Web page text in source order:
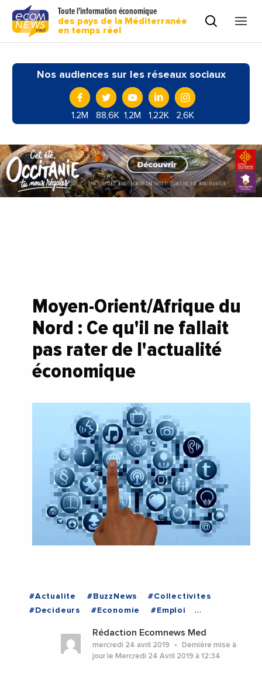
Toute l'information économique
des pays de la Méditerranée
en temps réel
Nos audiences sur les réseaux sociaux
1.2M 88,6K 1,2M 1,22K 2,6K
Moyen-Orient/Afrique du
Nord : Ce qu'il ne fallait
pas rater de l'actualité
économique
#Actualite #BuzzNews
#Collectivites
#Decideurs
#Economie
#Emploi
#Politique
Rédaction Ecomnews Med
mercredi 24 avril 2019
Dernière mise à
jour le Mercredi 24 Avril 2019 à 12:34